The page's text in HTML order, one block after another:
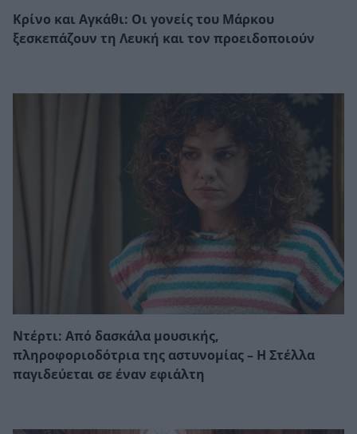
Κρίνο και Αγκάθι: Οι γονείς του Μάρκου
ξεσκεπάζουν τη Λευκή και τον προειδοποιούν
Ντέρτι: Από δασκάλα μουσικής,
πληροφοριοδότρια της αστυνομίας – Η Στέλλα
παγιδεύεται σε έναν εφιάλτη